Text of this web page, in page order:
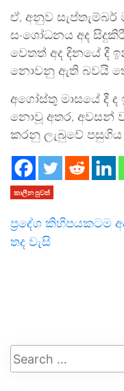
ඒ, අනුව සැප්තැම්බර්
සංශෝධනය අද
වෙතත් අද දිනයේ දී
නොවනු ඇති බවයි
අගෝස්තු මාසයේ දී
නොවූ අතර, අවසන්
කරනු ලැබුවේ
කාලීන පුවත්
ප්‍රදේශ කිහිපයකටම
තද වැසි